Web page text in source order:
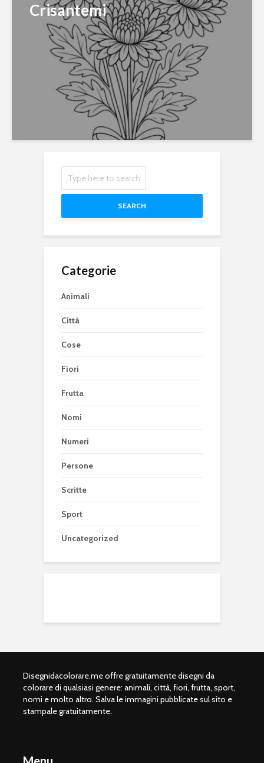
Crisantemi
SEARCH
Categorie
Animali
Città
Cose
Fiori
Frutta
Nomi
Numeri
Persone
Scritte
Sport
Uncategorized
Disegnidacolorare.me offre gratuitamente disegni da
colorare di qualsiasi genere: animali, città, fiori, frutta, sport,
nomi e molto altro. Salva le immagini pubblicate sul sito e
stampale gratuitamente.